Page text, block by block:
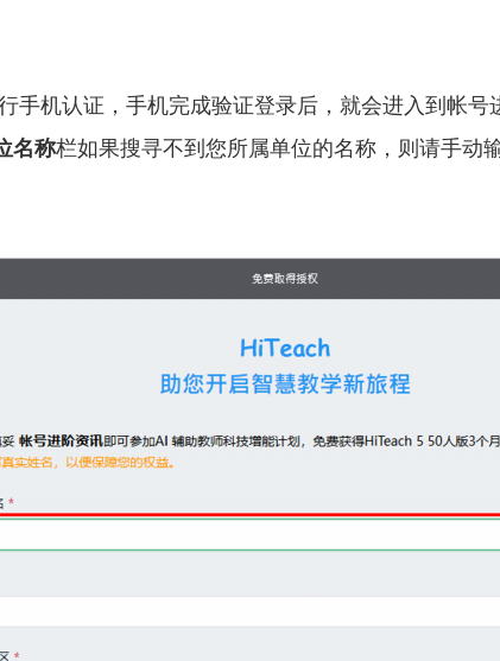
手机认证，手机完成验证登录后，就会进入到帐号
名称栏如果搜寻不到您所属单位的名称，则请手动